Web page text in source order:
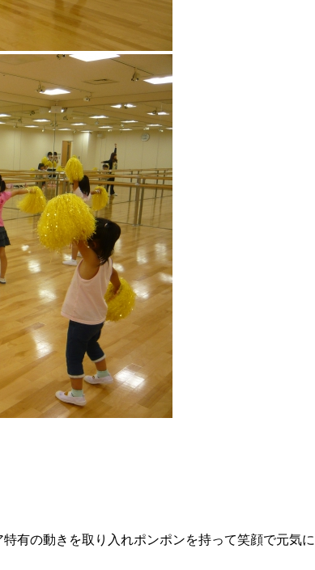
有の動きを取り入れポンポンを持って笑顔で元気